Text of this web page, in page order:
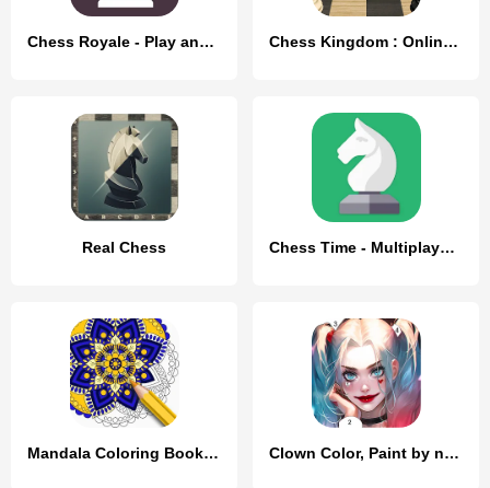
Chess Royale - Play and Learn Chess Kingdom : Online Chess
Real Chess Chess Time - Multiplayer Chess
Mandala Coloring Book Game Clown Color, Paint by number